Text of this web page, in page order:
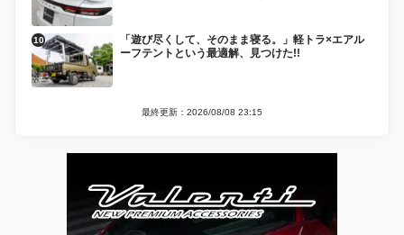
「遊び尽くして、そのまま寝る。」軽トラ×エアル
ーフテントという最適解、見つけた!!
最終更新：2026/08/08 23:15